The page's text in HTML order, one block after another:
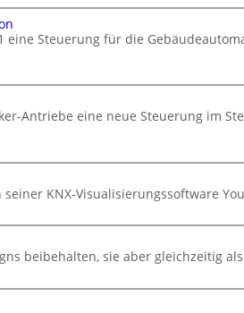
eine Steuerung für die
Antriebe eine neue Steuerung im
KNX-Visualisierungssoftware
beibehalten, sie aber gleichzeitig